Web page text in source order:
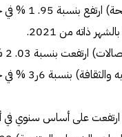
وذكرت أن مؤشر
ارتفع معدل التضخم في
ارتفعت على أساس سنوي